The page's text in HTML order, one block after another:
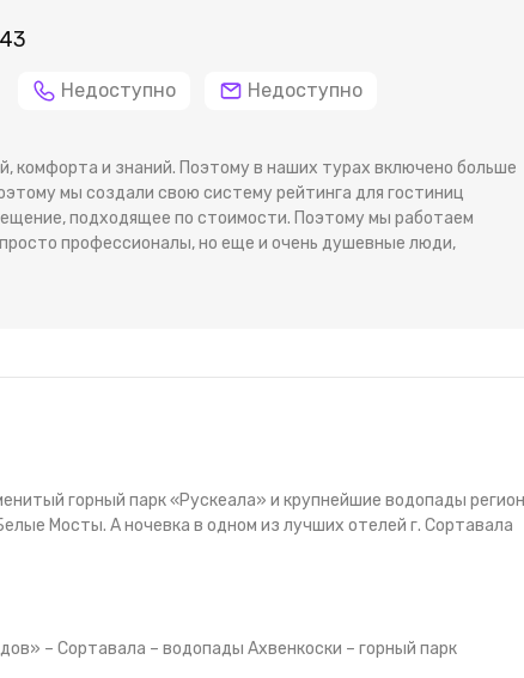
Недоступно Недоступно
комфорта и знаний. Поэтому в наших турах включено больше
мы создали свою систему рейтинга для гостиниц
подходящее по стоимости. Поэтому мы работаем
профессионалы, но еще и очень душевные люди,
горный парк «Рускеала» и крупнейшие водопады
Мосты. А ночевка в одном из лучших отелей г. Сортавала
– Сортавала – водопады Ахвенкоски – горный парк